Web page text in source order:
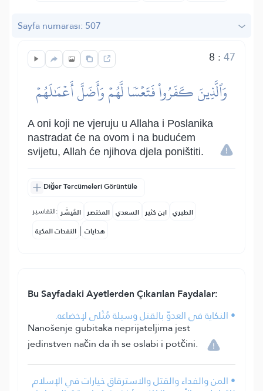
Sayfa numarası: 507
8 :47
وَٱلَّذِينَ كَفَرُواْ فَتَعۡسٗا لَّهُمۡ وَأَضَلَّ أَعۡمَٰلَهُمۡ
A oni koji ne vjeruju u Allaha i Poslanika
nastradat će na ovom i na budućem
svijetu, Allah će njihova djela poništiti.
Diğer Tercümeleri Görüntüle
التفاسير: المُيسَّر المختصر السعدي ابن كثير الطبري
النفحات المكية | هدايات
Bu Sayfadaki Ayetlerden Çıkarılan Faydalar:
• النكاية في العدوّ بالقتل وسيلة مُثْلى لإخضاعه.
Nanošenje gubitaka neprijateljima jest
jedinstven način da ih se oslabi i potčini.
• المن والفداء والقتل والاسترقاق خيارات في الإسلام